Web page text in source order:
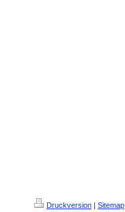
Druckversion | Sitemap